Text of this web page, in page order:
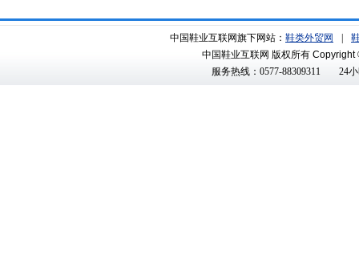
中国鞋业互联网旗下网站： 鞋类外贸网
中国鞋业互联网 版权所有 Copyright
服务热线：0577-88309311
24